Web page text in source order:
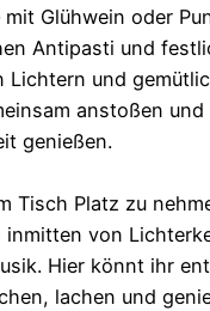
Glühwein oder
Antipasti und
Lichtern und
anstoßen und
genießen.
Tisch Platz zu
inmitten von
Hier könnt ihr
lachen und